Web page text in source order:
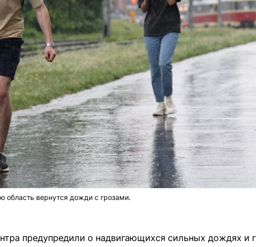
вернутся дожди с грозами.
предупредили о надвигающихся сильных дождях и